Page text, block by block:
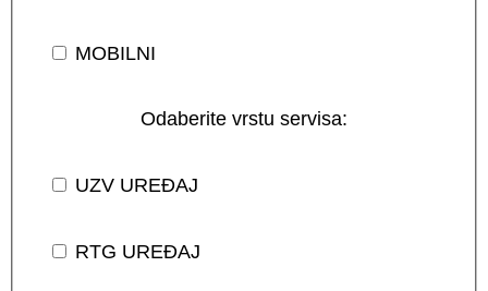
MOBILNI
Odaberite vrstu servisa:
UZV UREĐAJ
RTG UREĐAJ